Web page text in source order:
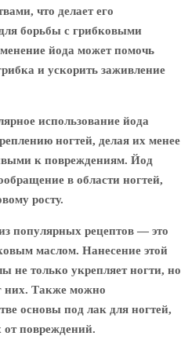
что делает его
борьбы с грибковыми
йода может помочь
и ускорить заживление
использование йода
ногтей, делая их менее
к повреждениям. Йод
в области ногтей,
росту.
популярных рецептов — это
маслом. Нанесение этой
не только укрепляет ногти, но
них. Также можно
основы под лак для ногтей,
от повреждений.